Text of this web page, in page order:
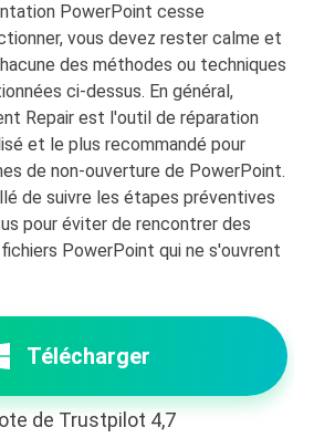
PowerPoint cesse
vous devez rester calme et
des méthodes ou techniques
ci-dessus. En général,
Repair est l'outil de réparation
et le plus recommandé pour
de non-ouverture de PowerPoint.
de suivre les étapes préventives
pour éviter de rencontrer des
PowerPoint qui ne s'ouvrent
Télécharger
de Trustpilot 4,7